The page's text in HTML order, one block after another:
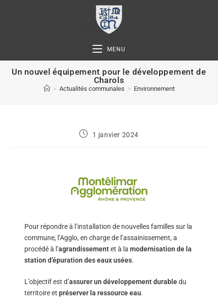
MENU
Un nouvel équipement pour le développement de
Charols
> Actualités communales > Environnement
1 janvier 2024
Pour répondre à l’installation de nouvelles familles sur la
commune, l’Agglo, en charge de l’assainissement, a
procédé à l’agrandissementet à la modernisation de la
station d’épuration des eaux usées.
L’objectif est d’assurer un développement durabledu
territoire et préserver la ressource eau.